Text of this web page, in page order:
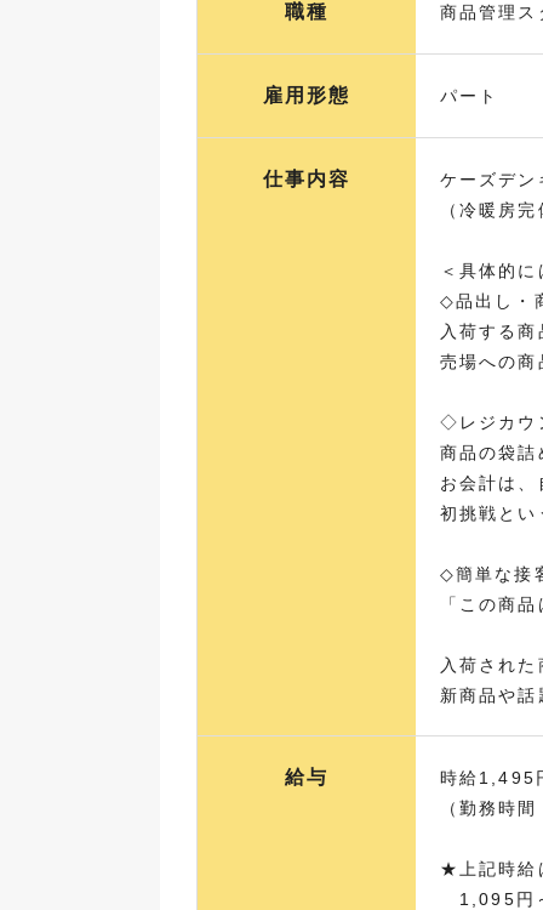
職種 商品管理ス
雇用形態 パート
仕事内容
ケーズデン
（冷暖房
＜具体的に
◇品出し・
入荷する
売場への商
◇レジカウ
商品の袋詰
お会計は
初挑戦とい
◇簡単な接
「この商
入荷され
新商品や
給与
時給1,495
（勤務時
★上記時給
1,095円